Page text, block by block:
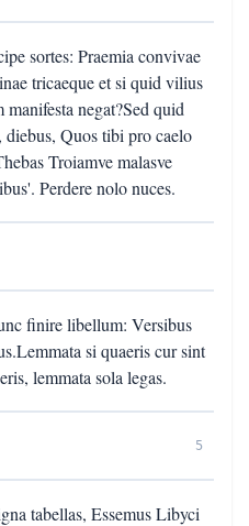
sortes: Praemia convivae
tricaeque et si quid vilius
negat?Sed quid
diebus, Quos tibi pro caelo
Troiamve malasve
Perdere nolo nuces.
finire libellum: Versibus
si quaeris cur sint
lemmata sola legas.
5
tabellas, Essemus Libyci